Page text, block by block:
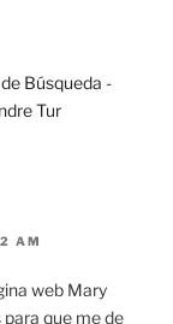
Búsqueda -
Tur
AM
web Mary
para que me de